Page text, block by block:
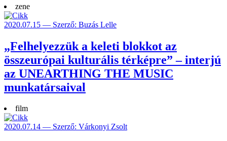
zene
2020.07.15 — Szerző: Buzás Lelle
„Felhelyezzük a keleti blokkot az
összeurópai kulturális térképre” – interjú
az UNEARTHING THE MUSIC
munkatársaival
film
2020.07.14 — Szerző: Várkonyi Zsolt